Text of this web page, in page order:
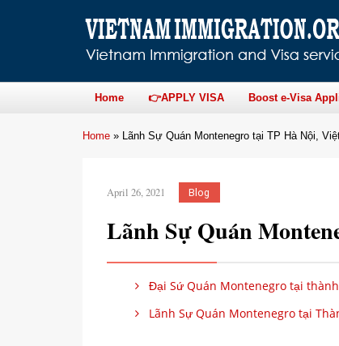
Home 👉APPLY VISA Boost e-Visa
Home » Lãnh Sự Quán Montenegro tại TP Hà Nội,
April 26, 2021 Blog
Lãnh Sự Quán
Đại Sứ Quán Montenegro tại
Lãnh Sự Quán Montenegro tại